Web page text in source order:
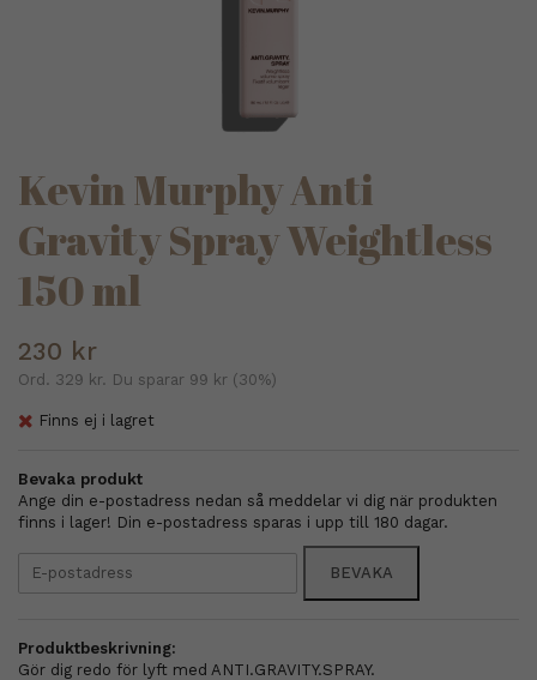
Kevin Murphy Anti
Gravity Spray Weightless
150 ml
230 kr
Ord. 329 kr. Du sparar 99 kr (30%)
Finns ej i lagret
Bevaka produkt
Ange din e-postadress nedan så meddelar vi dig när produkten
finns i lager! Din e-postadress sparas i upp till 180 dagar.
BEVAKA
Produktbeskrivning:
Gör dig redo för lyft med ANTI.GRAVITY.SPRAY.